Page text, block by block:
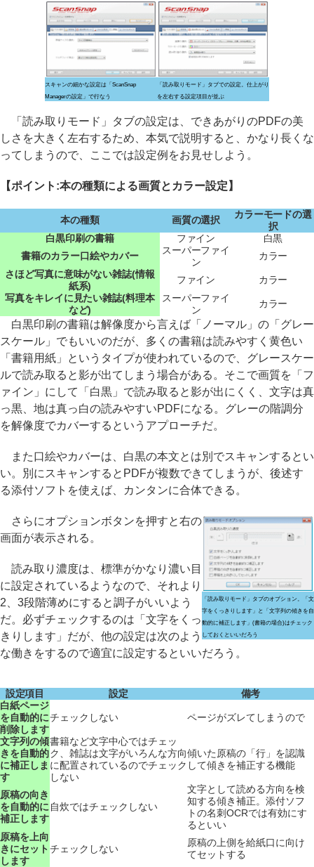
スキャンの細かな設定は「ScanSnap
Managerの設定」で行なう
「読み取りモード」タブでの設定。仕上がり
を左右する設定項目が並ぶ
「読み取りモード」タブの設定は、できあがりのPDFの美
しさを大きく左右するため、本気で説明すると、かなり長くな
ってしまうので、ここでは設定例をお見せしよう。
【ポイント:本の種類による画質とカラー設定】
本の種類 画質の選択
カラーモードの選
択
白黒印刷の書籍
ファイン
白黒
書籍のカラー口絵やカバー
スーパーファイ
ン
カラー
さほど写真に意味がない雑誌(情報
紙系)
ファイン
カラー
写真をキレイに見たい雑誌(料理本
など)
スーパーファイ
ン
カラー
白黒印刷の書籍は解像度から言えば「ノーマル」の「グレー
スケール」でもいいのだが、多くの書籍は読みやすく黄色い
「書籍用紙」というタイプが使われているので、グレースケー
ルで読み取ると影が出てしまう場合がある。そこで画質を「フ
ァイン」にして「白黒」で読み取ると影が出にくく、文字は真
っ黒、地は真っ白の読みやすいPDFになる。グレーの階調分
を解像度でカバーするというアプローチだ。
また口絵やカバーは、白黒の本文とは別でスキャンするとい
い。別にスキャンするとPDFが複数できてしまうが、後述す
る添付ソフトを使えば、カンタンに合体できる。
「読み取りモード」タブのオプション。「文
字をくっきりします」と「文字列の傾きを自
動的に補正します」(書籍の場合)はチェック
しておくといいだろう
さらにオプションボタンを押すと右の
画面が表示される。
読み取り濃度は、標準がかなり濃い目
に設定されているようなので、それより
2、3段階薄めにすると調子がいいよう
だ。必ずチェックするのは「文字をくっ
きりします」だが、他の設定は次のよう
な働きをするので適宜に設定するといいだろう。
設定項目 設定
備考
白紙ページ
を自動的に
削除します
チェックしない ページがズレてしまうので
文字列の傾
きを自動的
に補正しま
す
書籍など文字中心ではチェッ
ク、雑誌は文字がいろんな方向
に配置されているのでチェック
しない
傾いた原稿の「行」を認識
して傾きを補正する機能
原稿の向き
を自動的に
補正します
自炊ではチェックしない
文字として読める方向を検
知する傾き補正。添付ソフ
トの名刺OCRでは有効にす
るといい
原稿を上向
きにセット
します
チェックしない
原稿の上側を給紙口に向け
てセットする